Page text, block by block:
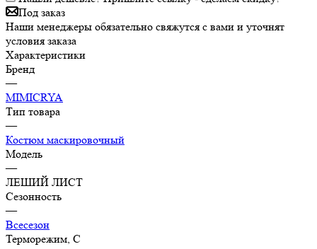
Под заказ
Наши менеджеры обязательно свяжутся с вами и уточнят
условия заказа
Характеристики
Бренд
—
MIMICRYA
Тип товара
—
Костюм маскировочный
Модель
—
ЛЕШИЙ ЛИСТ
Сезонность
—
Всесезон
Терморежим, C